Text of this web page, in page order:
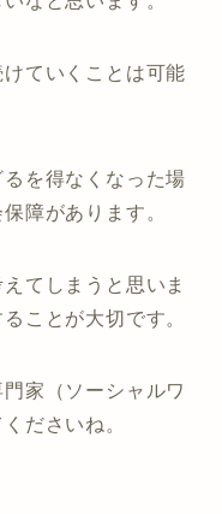
ていくことは可能
を得なくなった場
障があります。
てしまうと思いま
ことが大切です。
家（ソーシャルワ
ださいね。